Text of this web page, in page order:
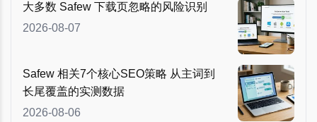
大多数 Safew 下载页忽略的风险识别
2026-08-07
Safew 相关7个核心SEO策略 从主词到
长尾覆盖的实测数据
2026-08-06